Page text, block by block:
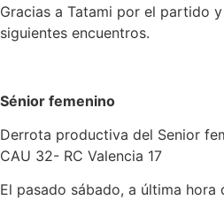
Gracias a Tatami por el partido
siguientes encuentros.
Sénior femenino
Derrota productiva del Senior
CAU 32- RC Valencia 17
El pasado sábado, a última hora